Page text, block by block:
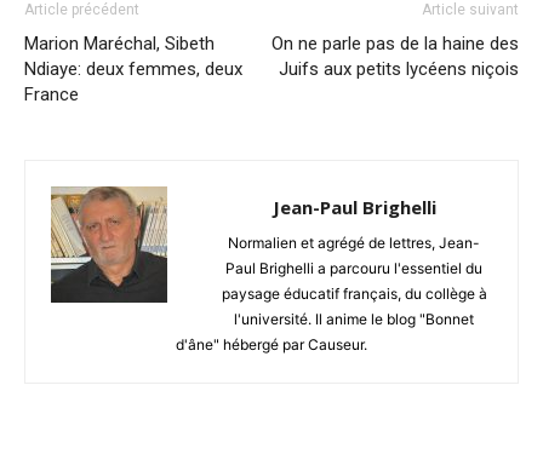
Article précédent
Marion Maréchal, Sibeth
Ndiaye: deux femmes, deux
France
Article suivant
On ne parle pas de la haine des
Juifs aux petits lycéens niçois
Jean-Paul Brighelli
Normalien et agrégé de lettres, Jean-
Paul Brighelli a parcouru l'essentiel du
paysage éducatif français, du collège à
l'université. Il anime le blog "Bonnet
d'âne" hébergé par Causeur.